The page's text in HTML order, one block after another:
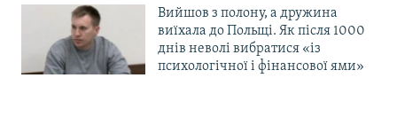
Вийшов з полону, а дружина
виїхала до Польщі. Як після 1000
днів неволі вибратися «із
психологічної і фінансової ями»